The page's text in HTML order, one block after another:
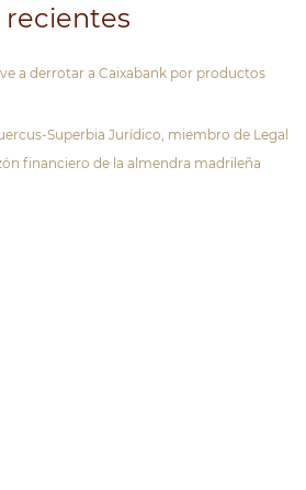
recientes
a derrotar a Caixabank por productos
Superbia Jurídico, miembro de Legal
financiero de la almendra madrileña